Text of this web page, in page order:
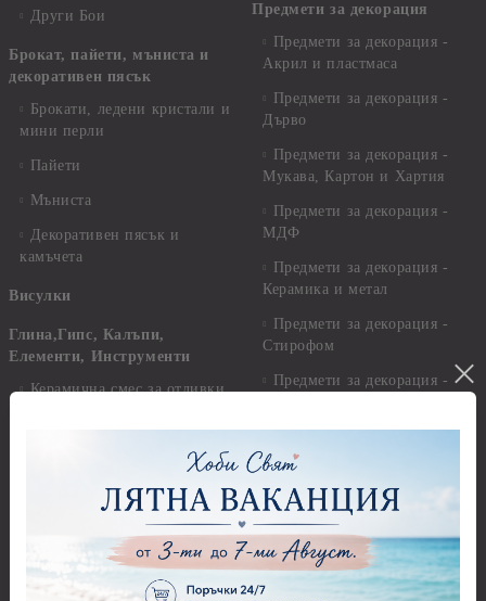
Други Бои
Брокат, пайети, мъниста и
декоративен пясък
Брокати, ледени кристали и
мини перли
Пайети
Мъниста
Декоративен пясък и
камъчета
Висулки
Глина,Гипс, Калъпи,
Елементи, Инструменти
Керамична смес за отливки
Елементи от полимерна
Пластични елементи
Инструменти за моделиране
Молдове и шаблони
Предмети за декорация
Предмети за декорация -
Акрил и пластмаса
Предмети за декорация -
Дърво
Предмети за декорация -
Мукава, Картон и Хартия
Предмети за декорация -
МДФ
Предмети за декорация -
Керамика и метал
Предмети за декорация -
Стирофом
Предмети за декорация -
Плат, органза, зебло,
Пънчове Перфоратори
Перфоратори до 2,50 см
Перфоратори 2,50 см